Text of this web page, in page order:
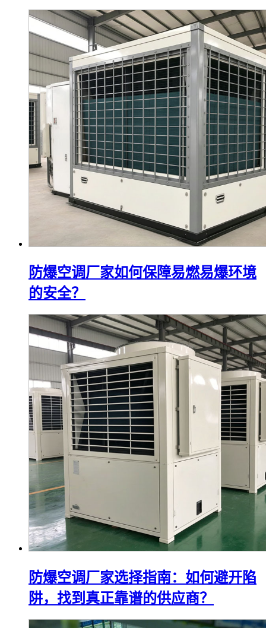
防爆空调厂家如何保障易燃易爆环境
的安全？
防爆空调厂家选择指南：如何避开陷
阱，找到真正靠谱的供应商？